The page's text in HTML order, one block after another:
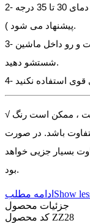
2- از دمای بالا برای شستشو استفاده نکنید ( دمای 30 تا 35 درجه
پیشنهاد می شود ).
3- لباسهای چاپ دار و نگین دار را حتما پشت و رو داخل ماشین
شستشو دهید.
√ به دلیل تفاوت مانیتور ها در رنگ و نور و کنتراست ، ممکن است رنگ
باشد. در صورت
بسیار جزیی خواهد
بود.
ادامه مطلب Show
جزئیات محصول
ZZ28